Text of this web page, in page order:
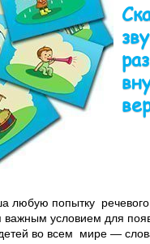
любую попытку
важным условием для
во всем мире — слова